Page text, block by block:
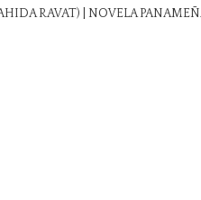
RAVAT) | NOVELA